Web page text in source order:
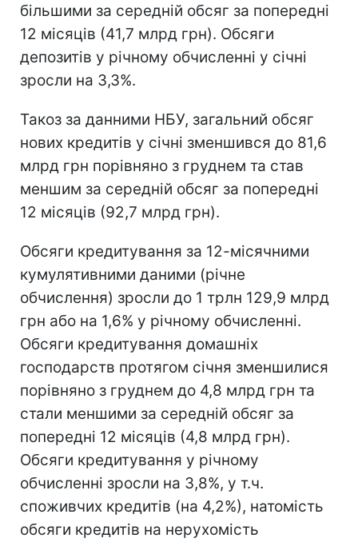
більшими за середній обсяг за попередні
12 місяців (41,7 млрд грн). Обсяги
депозитів у річному обчисленні у січні
зросли на 3,3%.
Такоз за данними НБУ, загальний обсяг
нових кредитів у січні зменшився до 81,6
млрд грн порівняно з груднем та став
меншим за середній обсяг за попередні
12 місяців (92,7 млрд грн).
Обсяги кредитування за 12-місячними
кумулятивними даними (річне
обчислення) зросли до 1 трлн 129,9 млрд
грн або на 1,6% у річному обчисленні.
Обсяги кредитування домашніх
господарств протягом січня зменшилися
порівняно з груднем до 4,8 млрд грн та
стали меншими за середній обсяг за
попередні 12 місяців (4,8 млрд грн).
Обсяги кредитування у річному
обчисленні зросли на 3,8%, у т.ч.
споживчих кредитів (на 4,2%), натомість
обсяги кредитів на нерухомість